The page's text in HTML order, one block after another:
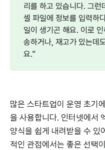
리를 하고 있습니다. 그런
셀 파일에 정보를 입력하
일이 생기곤 해요. 이로
송하거나, 재고가 있는데
요.”
많은 스타트업이 운영 초기
을 사용합니다. 인터넷에서
양식을 쉽게 내려받을 수 있
적인 관점에서는 좋은 선택